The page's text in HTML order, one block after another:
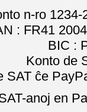
n-ro
: FR41
BIC :
Konto de
SAT ĉe
anoj en